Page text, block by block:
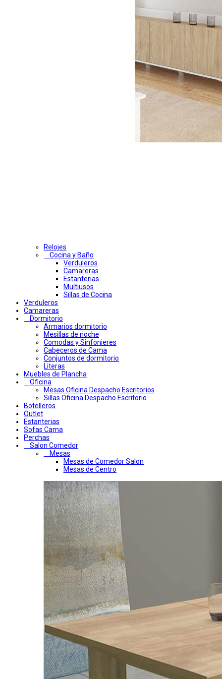
Relojes
Cocina y Baño
Verduleros
Camareras
Estanterias
Multiusos
Sillas de Cocina
Verduleros
Camareras
Dormitorio
Armarios dormitorio
Mesillas de noche
Comodas y Sinfonieres
Cabeceros de Cama
Conjuntos de dormitorio
Literas
Muebles de Plancha
Oficina
Mesas Oficina Despacho Escritorios
Sillas Oficina Despacho Escritorio
Botelleros
Outlet
Estanterias
Sofas Cama
Perchas
Salon Comedor
Mesas
Mesas de Comedor Salon
Mesas de Centro